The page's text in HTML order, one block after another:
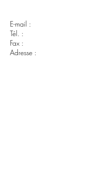
E-mail :
Tél. :
Fax :
Adresse :